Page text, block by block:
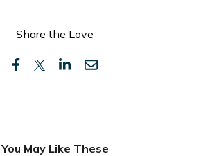
Share the Love
You May Like These